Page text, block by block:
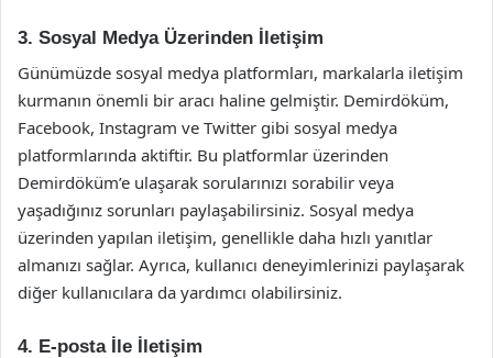
3. Sosyal Medya Üzerinden İletişim
Günümüzde sosyal medya platformları, markalarla iletişim
kurmanın önemli bir aracı haline gelmiştir. Demirdöküm,
Facebook, Instagram ve Twitter gibi sosyal medya
platformlarında aktiftir. Bu platformlar üzerinden
Demirdöküm’e ulaşarak sorularınızı sorabilir veya
yaşadığınız sorunları paylaşabilirsiniz. Sosyal medya
üzerinden yapılan iletişim, genellikle daha hızlı yanıtlar
almanızı sağlar. Ayrıca, kullanıcı deneyimlerinizi paylaşarak
diğer kullanıcılara da yardımcı olabilirsiniz.
4. E-posta İle İletişim